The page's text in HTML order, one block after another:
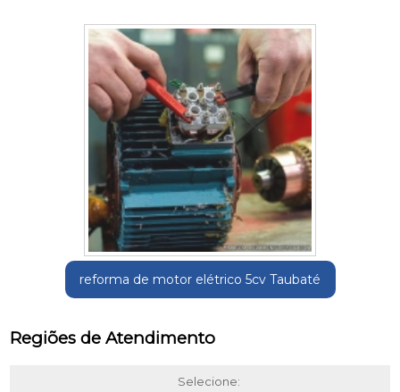
reforma de motor elétrico 5cv Taubaté
Regiões de Atendimento
Selecione: